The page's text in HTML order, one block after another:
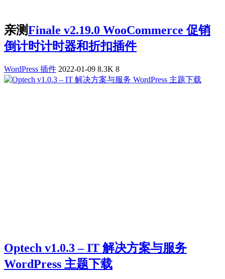
亲测Finale v2.19.0 WooCommerce 促销
倒计时计时器和折扣插件
WordPress 插件 2022-01-09 8.3K 8
Optech v1.0.3 – IT 解决方案与服务
WordPress 主题下载